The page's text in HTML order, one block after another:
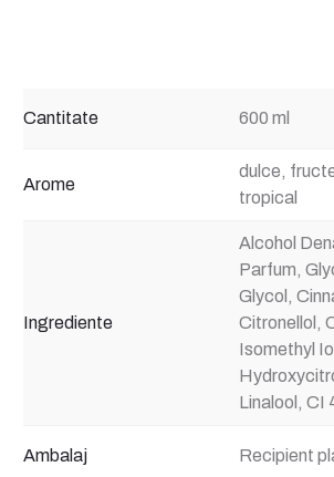
Cantitate 600 ml
Arome
dulce,
tropical
Ingrediente
Alcohol
Parfum,
Glycol,
Citronellol,
Isomethyl
Linalool, CI
Ambalaj Recipient